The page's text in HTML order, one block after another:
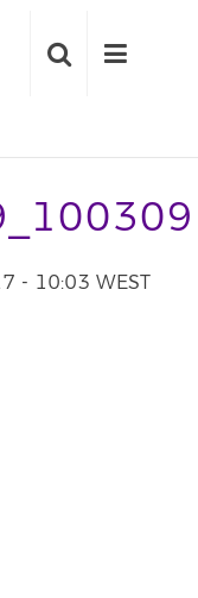
- 10:03 WEST